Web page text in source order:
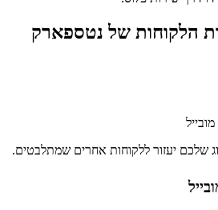
הלקוחות של נטספארק
שלכם יעזור ללקוחות אחרים שמתלבטים.